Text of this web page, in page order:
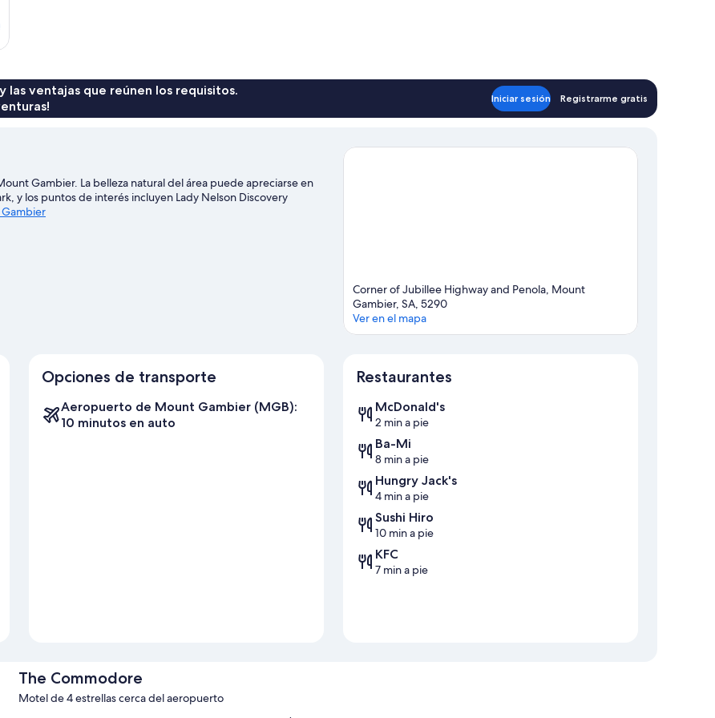
las ventajas que reúnen los requisitos.
Iniciar sesión Registrarme gratis
Gambier. La belleza natural del área puede apreciarse en
y los puntos de interés incluyen Lady Nelson Discovery
Corner of Jubillee Highway and Penola, Mount
Gambier, SA, 5290
Ver en el mapa
Opciones de transporte
Aeropuerto de Mount Gambier (MGB):
10 minutos en auto
Restaurantes
McDonald's
2 min a pie
Ba-Mi
8 min a pie
Hungry Jack's
4 min a pie
Sushi Hiro
10 min a pie
KFC
7 min a pie
The Commodore
Motel de 4 estrellas cerca del aeropuerto